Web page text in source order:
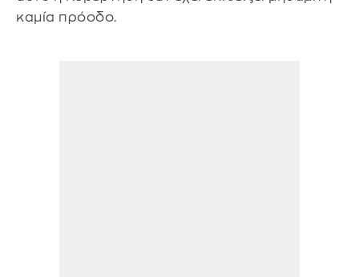
καμία πρόοδο.